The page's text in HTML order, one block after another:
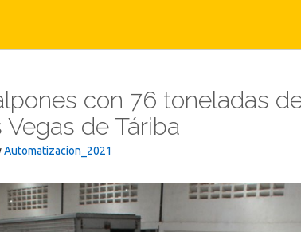
con 76 toneladas
de Táriba
Automatizacion_2021